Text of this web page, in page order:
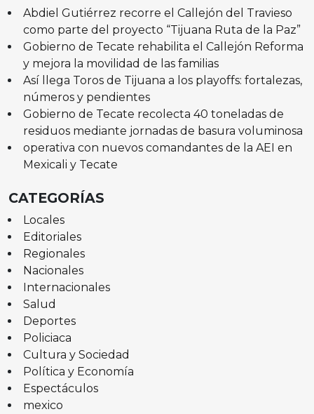
Abdiel Gutiérrez recorre el Callejón del Travieso
como parte del proyecto “Tijuana Ruta de la Paz”
Gobierno de Tecate rehabilita el Callejón Reforma
y mejora la movilidad de las familias
Así llega Toros de Tijuana a los playoffs: fortalezas,
números y pendientes
Gobierno de Tecate recolecta 40 toneladas de
residuos mediante jornadas de basura voluminosa
operativa con nuevos comandantes de la AEI en
Mexicali y Tecate
CATEGORÍAS
Locales
Editoriales
Regionales
Nacionales
Internacionales
Salud
Deportes
Policiaca
Cultura y Sociedad
Política y Economía
Espectáculos
mexico